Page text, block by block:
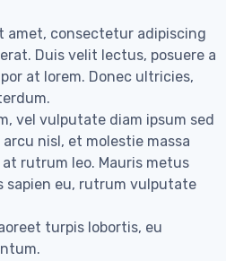
amet, consectetur adipiscing
Duis velit lectus, posuere a
at lorem. Donec ultricies,
vel vulputate diam ipsum sed
arcu nisl, et molestie massa
rutrum leo. Mauris metus
sapien eu, rutrum vulputate
turpis lobortis, eu